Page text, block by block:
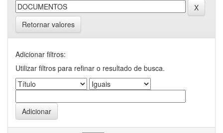
Retornar valores
Adicionar filtros:
Utilizar filtros para refinar o resultado de busca.